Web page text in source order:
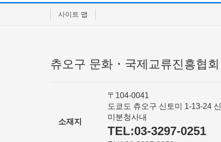
사이트 맵
츄오구 문화・국제교류진흥협회
소재지
〒104-0041
도쿄도 츄오구 신토미 1-13-24
미분청사내
TEL:03-3297-0251